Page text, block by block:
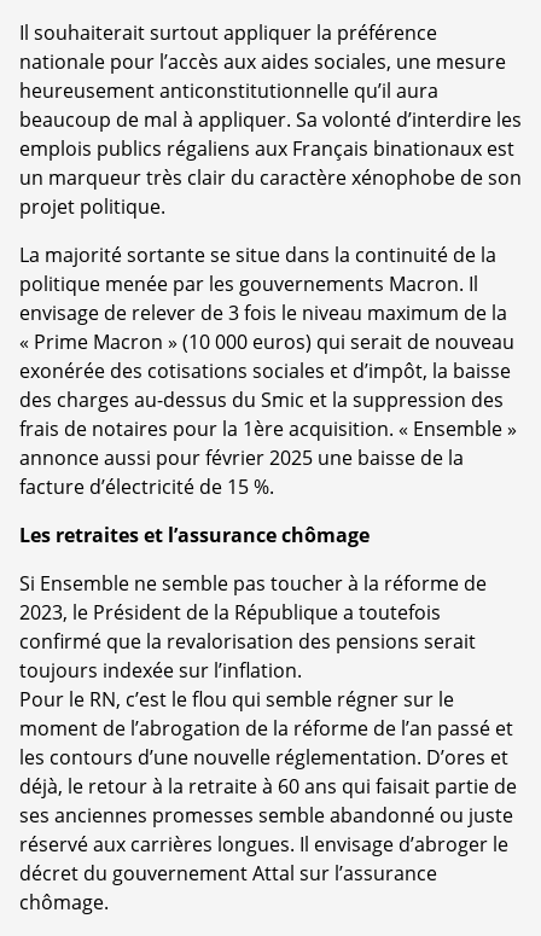
Il souhaiterait surtout appliquer la préférence
nationale pour l’accès aux aides sociales, une mesure
heureusement anticonstitutionnelle qu’il aura
beaucoup de mal à appliquer. Sa volonté d’interdire les
emplois publics régaliens aux Français binationaux est
un marqueur très clair du caractère xénophobe de son
projet politique.
La majorité sortante se situe dans la continuité de la
politique menée par les gouvernements Macron. Il
envisage de relever de 3 fois le niveau maximum de la
« Prime Macron » (10 000 euros) qui serait de nouveau
exonérée des cotisations sociales et d’impôt, la baisse
des charges au-dessus du Smic et la suppression des
frais de notaires pour la 1ère acquisition. « Ensemble »
annonce aussi pour février 2025 une baisse de la
facture d’électricité de 15 %.
Les retraites et l’assurance chômage
Si Ensemble ne semble pas toucher à la réforme de
2023, le Président de la République a toutefois
confirmé que la revalorisation des pensions serait
toujours indexée sur l’inflation.
Pour le RN, c’est le flou qui semble régner sur le
moment de l’abrogation de la réforme de l’an passé et
les contours d’une nouvelle réglementation. D’ores et
déjà, le retour à la retraite à 60 ans qui faisait partie de
ses anciennes promesses semble abandonné ou juste
réservé aux carrières longues. Il envisage d’abroger le
décret du gouvernement Attal sur l’assurance
chômage.